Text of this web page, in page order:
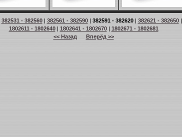
382531 - 382560| 382561 - 382590| 382591 - 382620| 382621 - 382650|
1802611 - 1802640| 1802641 - 1802670| 1802671 - 1802681
<< Назад
Вперёд >>